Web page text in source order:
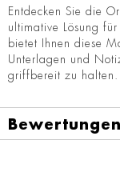
Entdecken Sie die
ultimative Lösung
bietet Ihnen diese
Unterlagen und
griffbereit zu halten.
Bewertungen